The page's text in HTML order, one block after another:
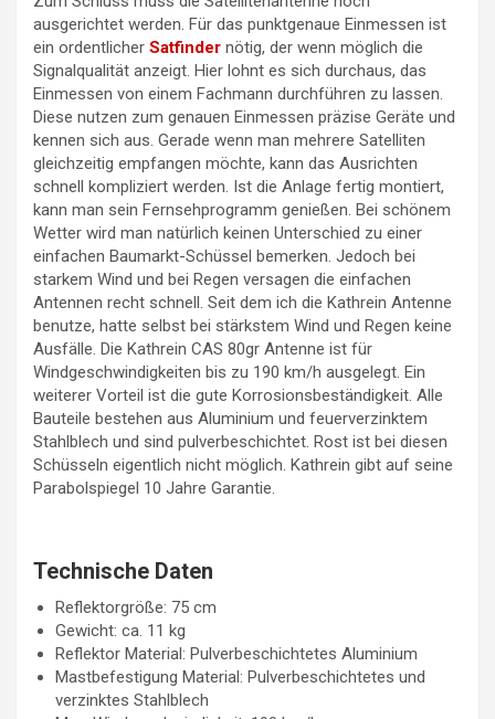
ausgerichtet werden. Für das punktgenaue Einmessen ist
ein ordentlicher Satfinder nötig, der wenn möglich die
Signalqualität anzeigt. Hier lohnt es sich durchaus, das
Einmessen von einem Fachmann durchführen zu lassen.
Diese nutzen zum genauen Einmessen präzise Geräte und
kennen sich aus. Gerade wenn man mehrere Satelliten
gleichzeitig empfangen möchte, kann das Ausrichten
schnell kompliziert werden. Ist die Anlage fertig montiert,
kann man sein Fernsehprogramm genießen. Bei schönem
Wetter wird man natürlich keinen Unterschied zu einer
einfachen Baumarkt-Schüssel bemerken. Jedoch bei
starkem Wind und bei Regen versagen die einfachen
Antennen recht schnell. Seit dem ich die Kathrein Antenne
benutze, hatte selbst bei stärkstem Wind und Regen keine
Ausfälle. Die Kathrein CAS 80gr Antenne ist für
Windgeschwindigkeiten bis zu 190 km/h ausgelegt. Ein
weiterer Vorteil ist die gute Korrosionsbeständigkeit. Alle
Bauteile bestehen aus Aluminium und feuerverzinktem
Stahlblech und sind pulverbeschichtet. Rost ist bei diesen
Schüsseln eigentlich nicht möglich. Kathrein gibt auf seine
Parabolspiegel 10 Jahre Garantie.
Technische Daten
Reflektorgröße: 75 cm
Gewicht: ca. 11 kg
Reflektor Material: Pulverbeschichtetes Aluminium
Mastbefestigung Material: Pulverbeschichtetes und
verzinktes Stahlblech